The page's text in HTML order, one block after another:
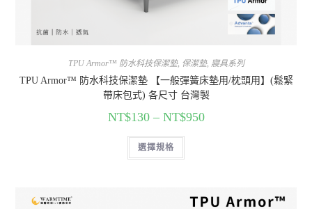
TPU Armor™ 防水科技保潔墊, 保潔墊, 寢具系列
TPU Armor™ 防水科技保潔墊 【一般彈簧床墊用/枕頭用】(鬆緊
帶床包式) 各尺寸 台灣製
NT$130– NT$950
選擇規格